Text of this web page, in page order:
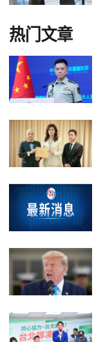
热门文章